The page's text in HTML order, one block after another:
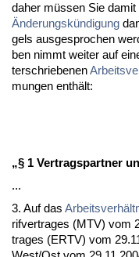
da­her müssen Sie
Ände­rungskündi­gung
gels aus­ge­spro­chen
ben nimmt wei­ter auf
ter­schrie­be­nen
mun­gen enthält:
„§ 1 Ver­trags­part­ner
...
3. Auf das
rif­ver­tra­ges (MTV) vom
tra­ges (ERTV) vom